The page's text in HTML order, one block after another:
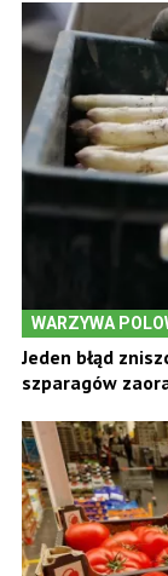
WARZYWA
Jeden błąd
szparagów